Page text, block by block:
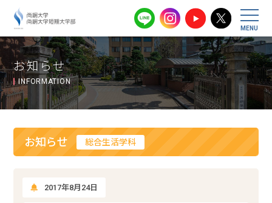
尚絅大学・尚
お知らせ
INFORMATION
お知らせ 総合生活学科
2017年8月24日